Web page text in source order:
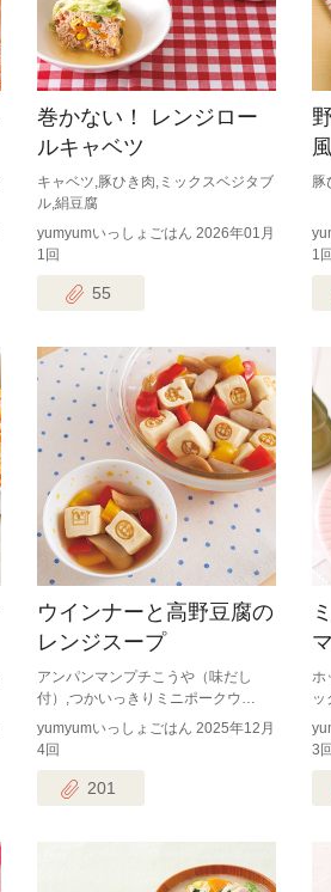
巻かない！ レンジロー
ルキャベツ
キャベツ,豚ひき肉,ミックスベジタブ
ル,絹豆腐
yumyumいっしょごはん 2026年01月
1回
55
豚
1回
ウインナーと高野豆腐の
レンジスープ
アンパンマンプチこうや（味だし
付）,つかいっきりミニポークウ…
yumyumいっしょごはん 2025年12月
4回
201
ホ
ッ
3回